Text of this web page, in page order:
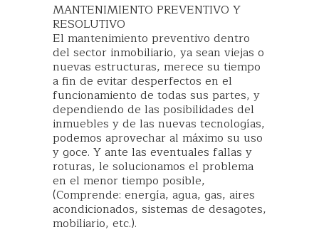
MANTENIMIENTO PREVENTIVO​ Y
RESOLUTIVO
El mantenimiento preventivo dentro
del sector inmobiliario, ya sean viejas o
nuevas estructuras, merece su tiempo
a fin de evitar desperfectos en el
funcionamiento de todas sus partes, y
dependiendo de las posibilidades del
inmuebles y de las nuevas tecnologías,
podemos aprovechar al máximo su uso
y goce. Y ante las eventuales fallas y
roturas, le solucionamos el problema
en el menor tiempo posible,
(Comprende: energía, agua, gas, aires
acondicionados, sistemas de desagotes,
mobiliario, etc.).